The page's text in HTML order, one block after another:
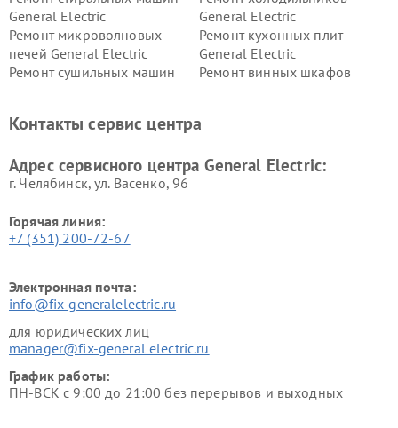
General Electric
General Electric
Ремонт микроволновых
печей General Electric
Ремонт кухонных плит
General Electric
Ремонт сушильных машин
Ремонт винных шкафов
Electric
General Electric
Контакты сервис центра
Адрес сервисного центра General Electric:
г. Челябинск, ул. Васенко, 96
Горячая линия:
+7 (351) 200-72-67
Электронная почта:
info@fix-generalelectric.ru
для юридических лиц
manager@fix-general electric.ru
График работы:
ПН-ВСК с 9:00 до 21:00 без перерывов и выходных